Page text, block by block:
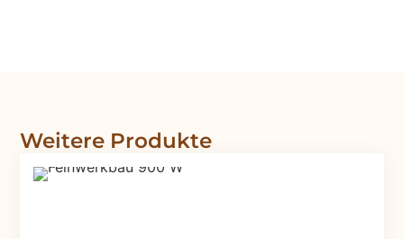
Weitere Produkte